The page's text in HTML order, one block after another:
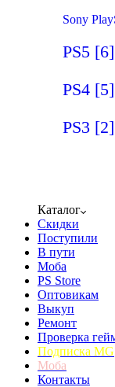
Sony
PS5 [6]
PS4 [5]
PS3 [2]
Каталог
Скидки
Поступили
В пути
Моба
PS Store
Оптовикам
Выкуп
Ремонт
Проверка
Подписка MG
Моба
Контакты